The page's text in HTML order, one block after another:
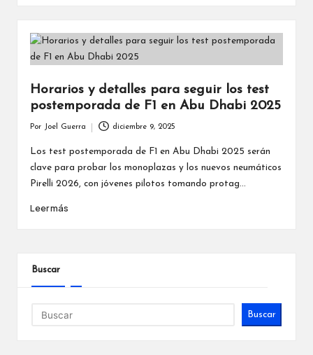
Horarios y detalles para seguir los test
postemporada de F1 en Abu Dhabi 2025
por
Por Joel Guerra diciembre 9, 2025
Los test postemporada de F1 en Abu Dhabi 2025 serán
clave para probar los monoplazas y los nuevos neumáticos
Pirelli 2026, con jóvenes pilotos tomando protag...
Leer más
Buscar
Buscar